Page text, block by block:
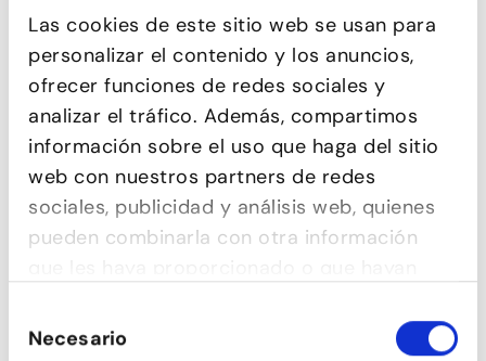
Las cookies de este sitio web se usan para
personalizar el contenido y los anuncios,
ofrecer funciones de redes sociales y
analizar el tráfico. Además, compartimos
información sobre el uso que haga del sitio
web con nuestros partners de redes
sociales, publicidad y análisis web, quienes
pueden combinarla con otra información
de sus servicios.
deNecesario